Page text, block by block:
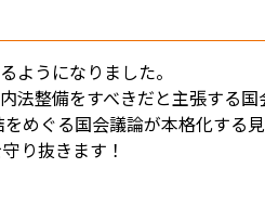
ようになりました。
法整備をすべきだと主張する
めぐる国会議論が本格化する見
り抜きます！